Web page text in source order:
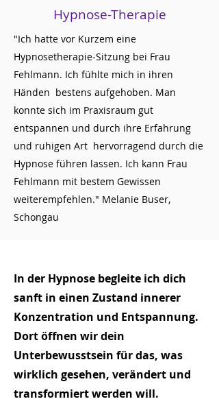
Hypnose-Therapie
"Ich hatte vor Kurzem eine
Hypnosetherapie-Sitzung bei Frau
Fehlmann. Ich fühlte mich in ihren
Händen bestens aufgehoben. Man
konnte sich im Praxisraum gut
entspannen und durch ihre Erfahrung
und ruhigen Art hervorragend durch die
Hypnose führen lassen. Ich kann Frau
Fehlmann mit bestem Gewissen
weiterempfehlen." Melanie Buser,
Schongau
In der Hypnose begleite ich dich
sanft in einen Zustand innerer
Konzentration und Entspannung.
Dort öffnen wir dein
Unterbewusstsein für das, was
wirklich gesehen, verändert und
transformiert werden will.